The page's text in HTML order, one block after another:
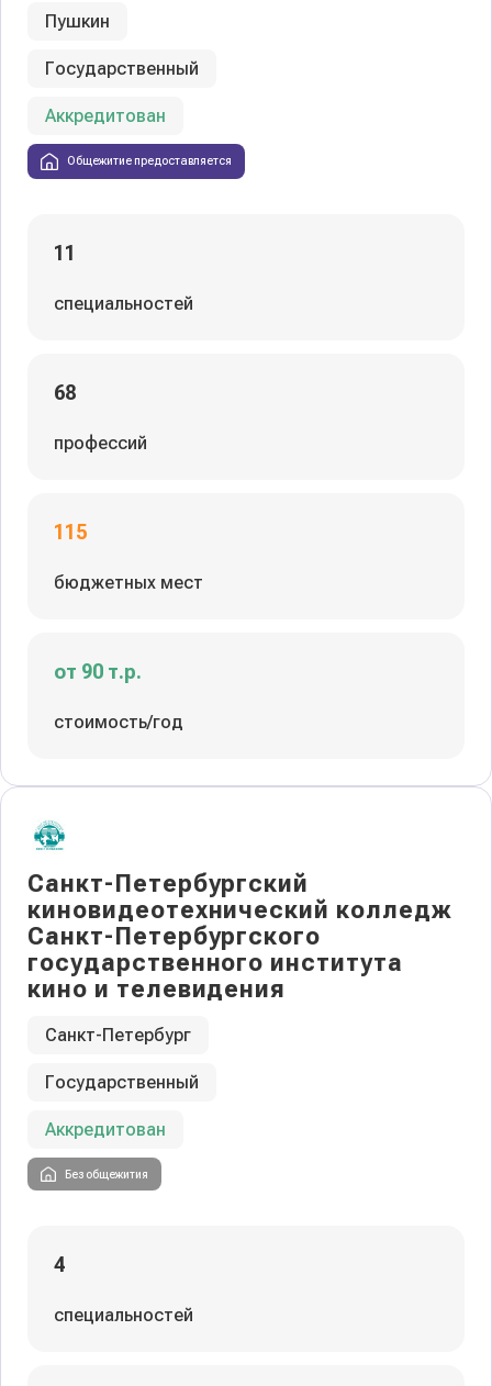
Пушкин
Государственный
Аккредитован
Общежитие предоставляется
11
специальностей
68
профессий
115
бюджетных мест
от 90 т.р.
стоимость/год
Санкт-Петербургский
киновидеотехнический колледж
Санкт-Петербургского
государственного института
кино и телевидения
Санкт-Петербург
Государственный
Аккредитован
Без общежития
4
специальностей